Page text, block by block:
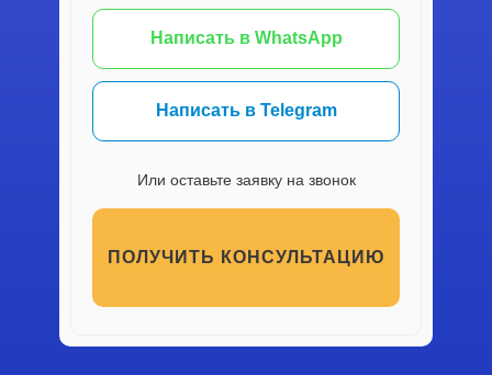
ПОЛУЧИТЬ КОНСУЛЬТАЦИЮ
Написать в Telegram
Или оставьте заявку на звонок
Написать в WhatsApp